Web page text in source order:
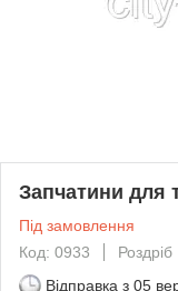
Запчатини для
Під замовлення
Код: 0933
Роздріб
Відправка з 05